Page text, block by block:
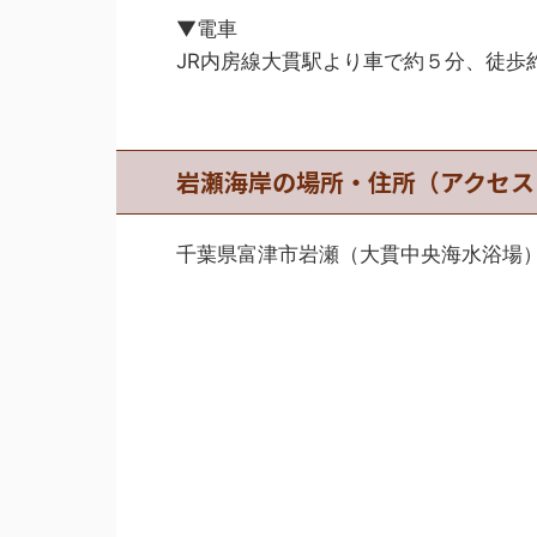
▼電車
JR内房線大貫駅より車で約５分、徒歩
岩瀬海岸の場所・住所（アクセス
千葉県富津市岩瀬（大貫中央海水浴場）